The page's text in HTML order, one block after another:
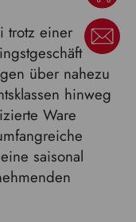
trotz einer
über nahezu
hinweg
Ware
saisonal